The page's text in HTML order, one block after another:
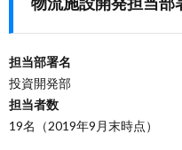
担当部署名
投資開発部
担当者数
19名（2019年9月末時点）